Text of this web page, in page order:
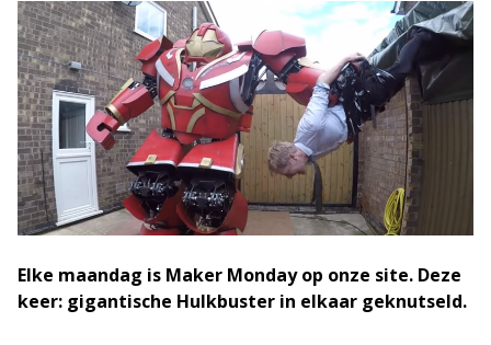
Elke maandag is Maker Monday op onze site. Deze
keer: gigantische Hulkbuster in elkaar geknutseld.